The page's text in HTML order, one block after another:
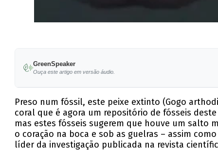
GreenSpeaker
Ouça este artigo em versão áudio.
Preso num fóssil, este peixe extinto (Gogo
coral que é agora um repositório de fósseis
mas estes fósseis sugerem que houve um salto
o coração na boca e sob as guelras – assim
líder da investigação publicada na revista